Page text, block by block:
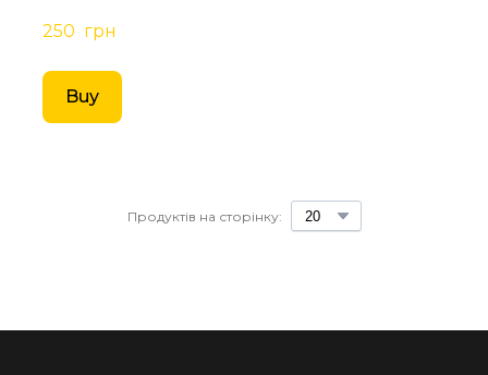
250  грн
Buy
Продуктів на сторінку: